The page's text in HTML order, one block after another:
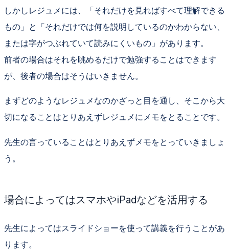
しかしレジュメには、「それだけを見ればすべて理解できる
もの 」と「それだけでは何を説明しているのかわからない、
または字がつぶれていて読みにくいもの 」があります。
前者の場合はそれを眺めるだけで勉強することはできます
が、後者の場合はそうはいきません。
まずどのようなレジュメなのかざっと目を通し、そこから大
切になることはとりあえずレジュメにメモをとることです。
先生の言っていることはとりあえずメモをとっていきましょ
う 。
場合によってはスマホやiPadなどを活用する
先生によってはスライドショーを使って講義を行うことがあ
ります。